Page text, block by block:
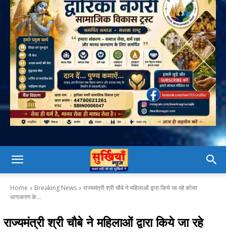
Home Breaking News
राज्यमंत्री श्री चौबे ने महिलाओं द्वारा किये जा रहे कोसा
धागाकरण के...
राज्यमंत्री श्री चौबे ने महिलाओं द्वारा किये जा रहे